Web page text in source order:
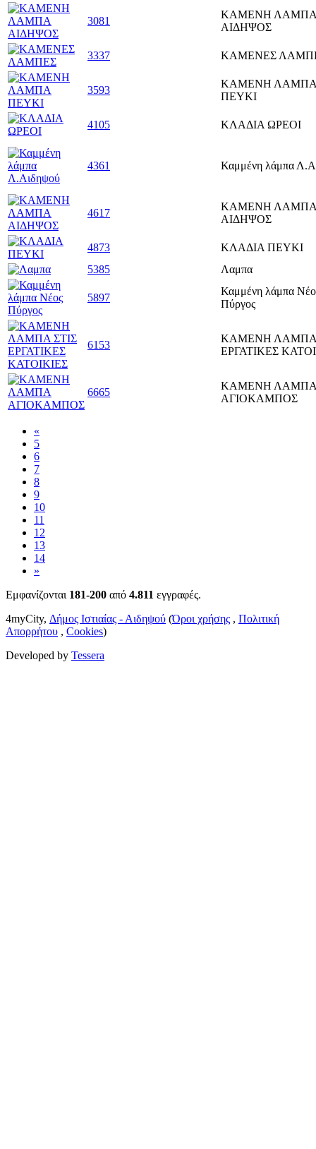
3081
ΚΑΜΕΝΗ ΛΑΜΠΑ
ΑΙΔΗΨΟΣ
3337 ΚΑΜΕΝΕΣ
3593
ΚΑΜΕΝΗ ΛΑΜΠΑ
ΠΕΥΚΙ
4105 ΚΛΑΔΙΑ ΩΡΕΟΙ
4361 Καμμένη λάμπα
4617
ΚΑΜΕΝΗ ΛΑΜΠΑ
ΑΙΔΗΨΟΣ
4873
ΚΛΑΔΙΑ ΠΕΥΚΙ
5385
Λαμπα
5897
Καμμένη λάμπα
Πύργος
6153
ΚΑΜΕΝΗ ΛΑΜΠΑ
ΕΡΓΑΤΙΚΕΣ
6665
ΚΑΜΕΝΗ ΛΑΜΠΑ
ΑΓΙΟΚΑΜΠΟΣ
«
5
6
7
8
9
10
11
12
13
14
»
Εμφανίζονται 181-200 από 4.811 εγγραφές.
4myCity, Δήμος Ιστιαίας - Αιδηψού (Όροι χρήσης , Πολιτική
Απορρήτου , Cookies)
Developed by Tessera